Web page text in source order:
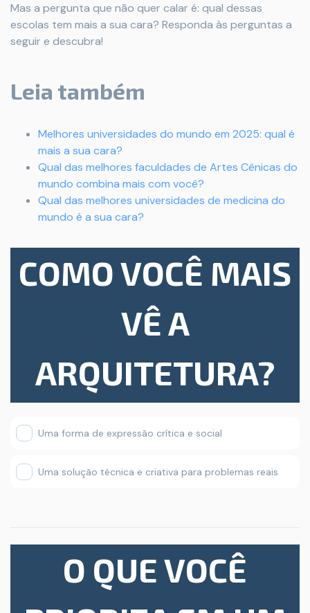
Mas a pergunta que não quer calar é: qual dessas
escolas tem mais a sua cara? Responda às perguntas a
seguir e descubra!
Leia também
Melhores universidades do mundo em 2025: qual é
mais a sua cara?
Qual das melhores faculdades de Artes Cênicas do
mundo combina mais com você?
Qual das melhores universidades de medicina do
mundo é a sua cara?
COMO VOCÊ MAIS
VÊ A
ARQUITETURA?
Uma forma de expressão crítica e social
Uma solução técnica e criativa para problemas reais
O QUE VOCÊ